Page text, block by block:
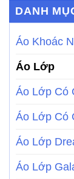
DANH
Áo Khoác
Áo Lớp
Áo Lớp Có
Áo Lớp Có
Áo Lớp
Áo Lớp